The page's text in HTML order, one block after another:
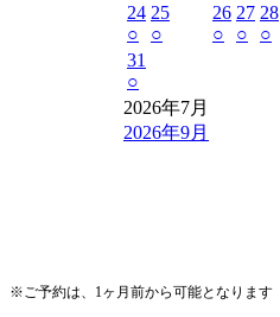
24
○
25
○
26
○
27
○
28
○
31
○
2026年7月
2026年9月
※ご予約は、1ヶ月前から可能となります